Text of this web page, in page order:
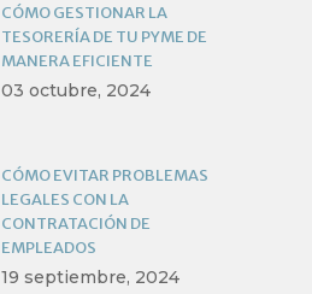
CÓMO GESTIONAR LA
TESORERÍA DE TU PYME DE
MANERA EFICIENTE
03 octubre, 2024
CÓMO EVITAR PROBLEMAS
LEGALES CON LA
CONTRATACIÓN DE
EMPLEADOS
19 septiembre, 2024